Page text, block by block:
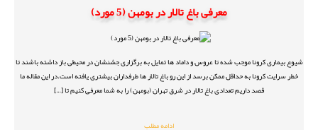
معرفی باغ تالار در بومهن (5 مورد)
شیوع بیماری کرونا موجب شده تا عروس و داماد ها تمایل به برگزاری جشنشان در محیطی باز داشته باشند تا
خطر سرایت کرونا به حداقل ممکن برسد از این رو باغ تالار ها طرفداران بیشتری یافته است.در این مقاله ما
قصد داریم تعدادی باغ تالار در شرق تهران (بومهن) را به شما معرفی کنیم تا […]
ادامه مطلب